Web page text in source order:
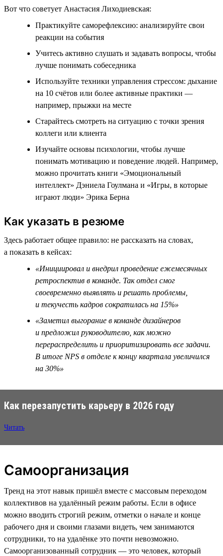
Вот что советует Анастасия Лиходиевская:
Практикуйте саморефлексию: анализируйте свои
реакции на события
Учитесь активно слушать и задавать вопросы, чтобы
лучше понимать собеседника
Используйте техники управления стрессом: дыхание
на 10 счётов или более активные практики —
например, прыжки на месте
Старайтесь смотреть на ситуацию с точки зрения
коллеги или клиента
Изучайте основы психологии, чтобы лучше
понимать мотивацию и поведение людей. Например,
можно прочитать книги «Эмоциональный
интеллект» Дэниела Гоулмана и «Игры, в которые
играют люди» Эрика Берна
Как указать в резюме
Здесь работает общее правило: не рассказать на словах,
а показать в кейсах:
«Инициировал и внедрил проведение ежемесячных
ретроспектив в команде. Так отдел смог
своевременно выявлять и решать проблемы,
и текучесть кадров сократилась на 15%»
«Заметил выгорание в команде дизайнеров
и предложил руководителю, как можно
перераспределить и приоритизировать все задачи.
В итоге NPS в отделе к концу квартала увеличился
на 30%»
Как перезапустить карьеру в 2026 году
Читать
Самоорганизация
Тренд на этот навык пришёл вместе с массовым переходом
коллективов на удалённый режим работы. Если в офисе
можно вводить строгий режим, отметки о начале и конце
рабочего дня и своими глазами видеть, чем занимаются
сотрудники, то на удалёнке это почти невозможно.
Самоорганизованный сотрудник — это человек, который